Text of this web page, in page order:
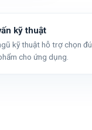
kỹ thuật
kỹ thuật hỗ trợ chọn
cho ứng dụng.